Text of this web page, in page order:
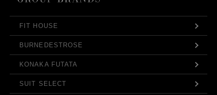
FIT HOUSE
BURNEDESTROSE
KONAKA FUTATA
SUIT SELECT